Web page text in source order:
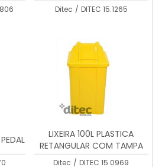
Ditec / DITEC 15.1265
LIXEIRA 100L PLASTICA
RETANGULAR COM TAMPA
VAI-VEM
Ditec / DITEC 15.0969